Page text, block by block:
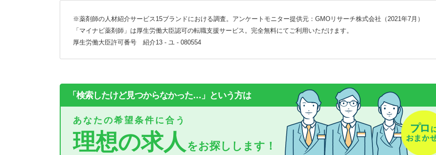
※薬剤師の人材紹介サービス15ブランドにおける調査。アンケートモニター提供元：GMOリサーチ株式会社（2021年7月）
「マイナビ薬剤師」は厚生労働大臣認可の転職支援サービス。完全無料にてご利用いただけます。
厚生労働大臣許可番号 紹介13 - ユ - 080554
「検索したけど見つからなかった…」という方は
あなたの希望条件に合う
理想の求人をお探しします！